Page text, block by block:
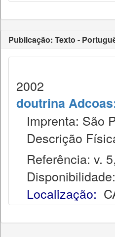
Publicação: Texto -
2002
doutrina
Imprenta: São
Descrição
Referência: v.
Disponibilidade:
Localização: